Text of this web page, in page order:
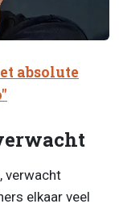
absolute
verwacht
elkaar veel